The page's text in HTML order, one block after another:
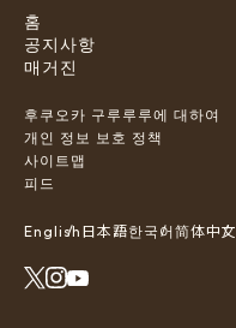
홈
공지사항
매거진
후쿠오카 구루루루에 대하여
개인 정보 보호 정책
사이트맵
피드
English 日本語한국어简体中文